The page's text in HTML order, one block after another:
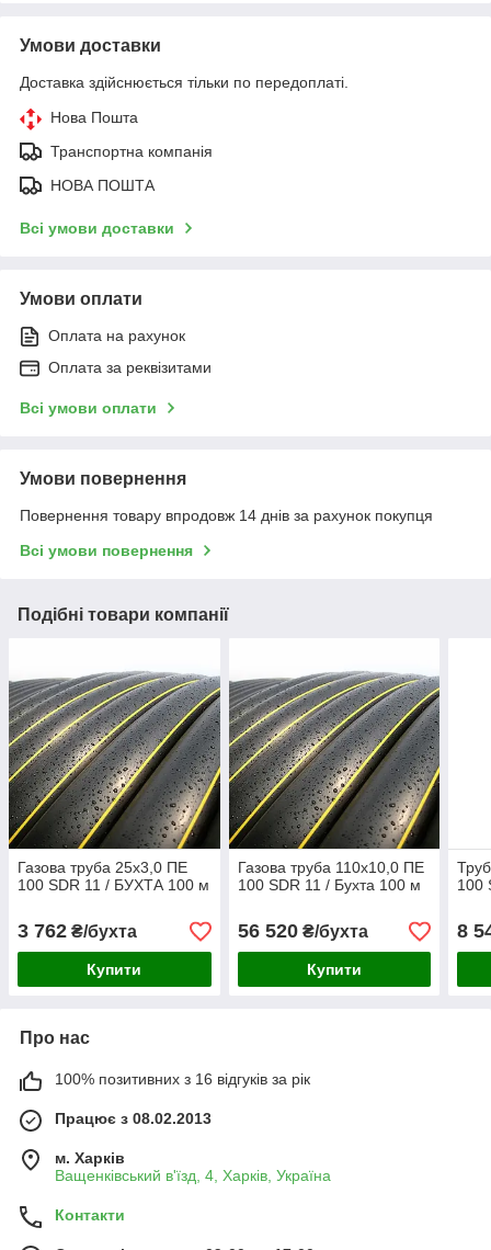
Умови доставки
Доставка здійснюється тільки по передоплаті.
Нова Пошта
Транспортна компанія
НОВА ПОШТА
Всі умови доставки
Умови оплати
Оплата на рахунок
Оплата за реквізитами
Всі умови оплати
Умови повернення
Повернення товару впродовж 14 днів за рахунок покупця
Всі умови повернення
Подібні товари компанії
Газова труба 25х3,0 ПЕ
100 SDR 11 / БУХТА 100 м
3 762 ₴/бухта
Купити
Газова труба 110х10,0 ПЕ
100 SDR 11 / Бухта 100 м
56 520₴/бухта
Купити
100
8
Про нас
100% позитивних з 16 відгуків за рік
Працює з 08.02.2013
м. Харків
Ващенківський в'їзд, 4, Харків, Україна
Контакти